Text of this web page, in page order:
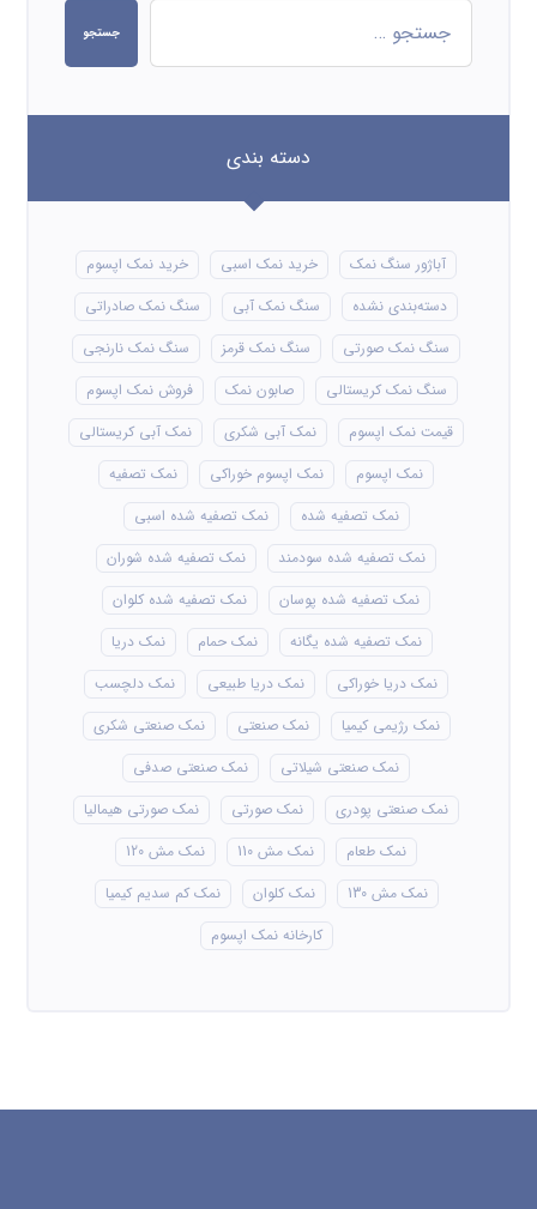
جستجو
دسته بندی
آباژور سنگ نمک خرید نمک اسبی
خرید نمک اپسوم
دسته‌بندی نشده
سنگ نمک آبی
سنگ نمک صادراتی
سنگ نمک صورتی
سنگ نمک قرمز
سنگ نمک نارنجی
سنگ نمک کریستالی
صابون نمک
فروش نمک اپسوم
قیمت نمک اپسوم
نمک آبی شکری
نمک آبی کریستالی
نمک اپسوم
نمک اپسوم خوراکی
نمک تصفیه
نمک تصفیه شده
نمک تصفیه شده اسبی
نمک تصفیه شده سودمند
نمک تصفیه شده شوران
نمک تصفیه شده پوسان
نمک تصفیه شده کلوان
نمک تصفیه شده یگانه
نمک حمام
نمک دریا
نمک دریا خوراکی
نمک دریا طبیعی
نمک دلچسب
نمک رژیمی کیمیا
نمک صنعتی
نمک صنعتی شکری
نمک صنعتی شیلاتی
نمک صنعتی صدفی
نمک صنعتی پودری
نمک صورتی
نمک صورتی هیمالیا
نمک طعام
نمک مش 110
نمک مش 120
نمک مش 130
نمک کلوان
نمک کم سدیم کیمیا
کارخانه نمک اپسوم